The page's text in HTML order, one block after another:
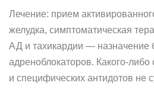
Лечение: прием
желудка, симптоматическая
АД и тахикардии — назначение
адреноблокаторов. Какого-либо
и специфических антидотов не